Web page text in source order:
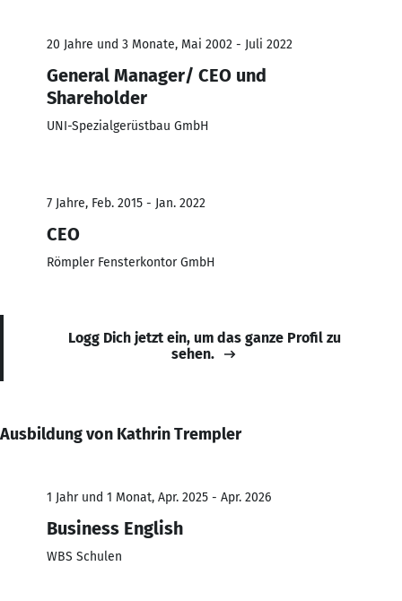
20 Jahre und 3 Monate, Mai 2002 - Juli 2022
General Manager/ CEO und
Shareholder
UNI-Spezialgerüstbau GmbH
7 Jahre, Feb. 2015 - Jan. 2022
CEO
Römpler Fensterkontor GmbH
Logg Dich jetzt ein, um das ganze Profil zu
sehen.
Ausbildung von Kathrin Trempler
1 Jahr und 1 Monat, Apr. 2025 - Apr. 2026
Business English
WBS Schulen